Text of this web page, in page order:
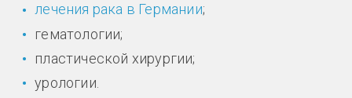
лечения рака в Германии;
гематологии;
пластической хирургии;
урологии.